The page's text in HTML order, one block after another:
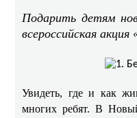
Подарить детям
всероссийская
Увидеть, где и как
многих ребят. В